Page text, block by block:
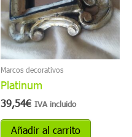
Marcos decorativos
Platinum
39,54€ IVA incluido
Añadir al carrito